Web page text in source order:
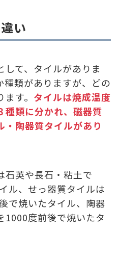
い
して、タイルがありま
種類がありますが、どの
す。 タイルは焼成温度
種類に分かれ、磁器質
・陶器質タイルがあり
石英や長石・粘土で
ル、せっ器質タイルは
で焼いたタイル、陶器
1000度前後で焼いたタ